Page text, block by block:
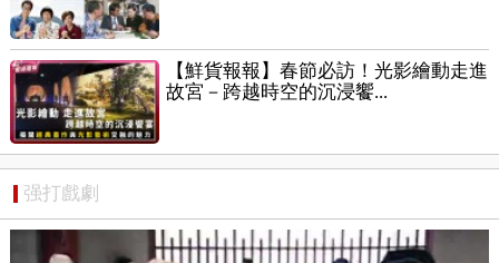
【鮮貨報報】春節必訪！光影繪動走進
故宮－跨越時空的沉浸饗...
强打戲劇